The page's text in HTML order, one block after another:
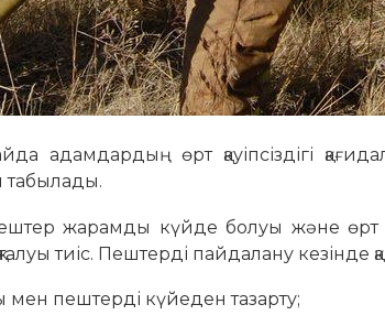
адамдардың өрт қауіпсіздігі
табылады.
жарамды күйде болуы және өрт
тиіс. Пештерді пайдалану кезінде
мен пештерді күйеден тазарту;